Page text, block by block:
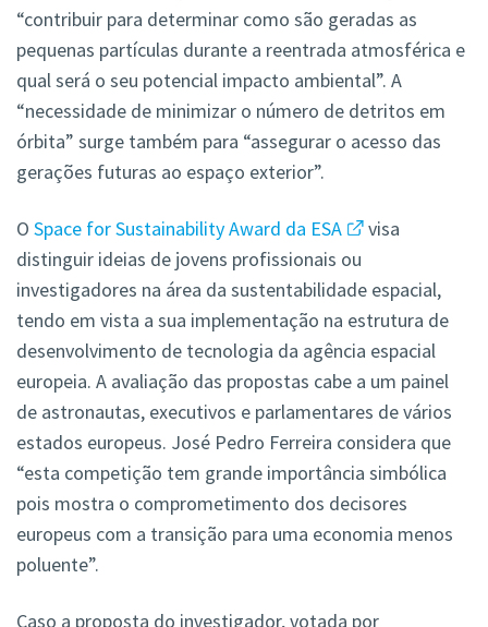
“contribuir para determinar como são geradas as
pequenas partículas durante a reentrada atmosférica e
qual será o seu potencial impacto ambiental”. A
“necessidade de minimizar o número de detritos em
órbita” surge também para “assegurar o acesso das
gerações futuras ao espaço exterior”.
O Space for Sustainability Award da ESA
visa
distinguir ideias de jovens profissionais ou
investigadores na área da sustentabilidade espacial,
tendo em vista a sua implementação na estrutura de
desenvolvimento de tecnologia da agência espacial
europeia. A avaliação das propostas cabe a um painel
de astronautas, executivos e parlamentares de vários
estados europeus. José Pedro Ferreira considera que
“esta competição tem grande importância simbólica
pois mostra o comprometimento dos decisores
europeus com a transição para uma economia menos
poluente”.
Caso a proposta do investigador, votada por